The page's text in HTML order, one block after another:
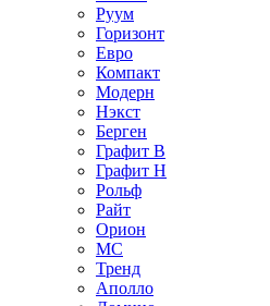
Руум
Горизонт
Евро
Компакт
Модерн
Нэкст
Берген
Графит В
Графит Н
Рольф
Райт
Орион
МС
Тренд
Аполло